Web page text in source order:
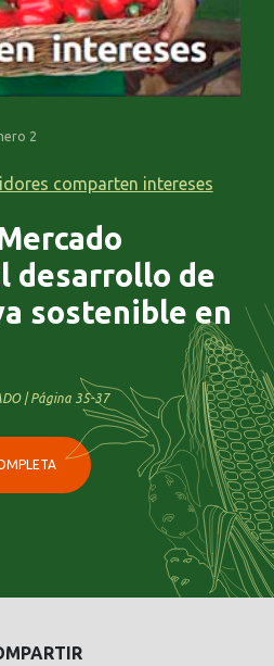
2
comparten intereses
desarrollo de
sostenible en
| Página 35-37